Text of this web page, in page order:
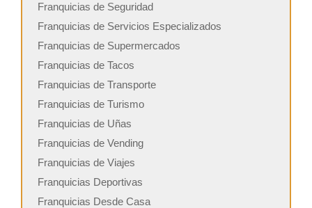
Franquicias de Seguridad
Franquicias de Servicios Especializados
Franquicias de Supermercados
Franquicias de Tacos
Franquicias de Transporte
Franquicias de Turismo
Franquicias de Uñas
Franquicias de Vending
Franquicias de Viajes
Franquicias Deportivas
Franquicias Desde Casa